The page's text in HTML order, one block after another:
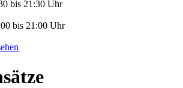
bis 21:30 Uhr
bis 21:00 Uhr